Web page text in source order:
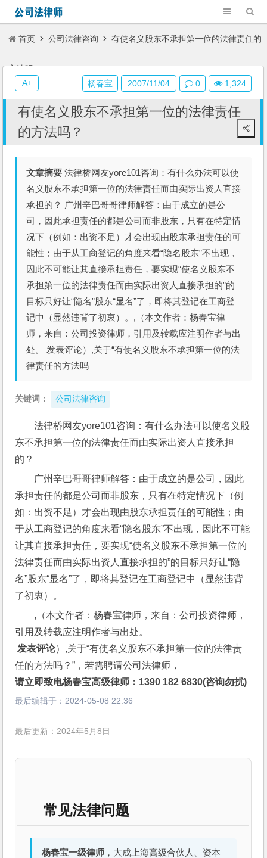
首页 公司法律咨询 有使名义股东不承担第一位的法律责任的
方法吗？
有使名义股东不承担第一位的法律责任
的方法吗？
文章摘要 法律桥网友yore101咨询：有什么办法可以使
名义股东不承担第一位的法律责任而由实际出资人直接
承担的？ 广州辛巴哥哥律师解答：由于成立的是公
司，因此承担责任的都是公司而非股东，只有在特定情
况下（例如：出资不足）才会出现由股东承担责任的可
能性；由于从工商登记的角度来看“隐名股东”不出现，
因此不可能让其直接承担责任，要实现“使名义股东不
承担第一位的法律责任而由实际出资人直接承担的”的
目标只好让“隐名”股东“显名”了，即将其登记在工商登
记中（显然违背了初衷）。,（本文作者：杨春宝律
师，来自：公司投资律师，引用及转载应注明作者与出
处。 发表评论）,关于“有使名义股东不承担第一位的法
律责任的方法吗
关键词： 公司法律咨询
法律桥网友yore101咨询：有什么办法可以使名义股
东不承担第一位的法律责任而由实际出资人直接承担
的？
广州辛巴哥哥律师解答：由于成立的是公司，因此
承担责任的都是公司而非股东，只有在特定情况下（例
如：出资不足）才会出现由股东承担责任的可能性；由
于从工商登记的角度来看“隐名股东”不出现，因此不可能
让其直接承担责任，要实现“使名义股东不承担第一位的
法律责任而由实际出资人直接承担的”的目标只好让“隐
名”股东“显名”了，即将其登记在工商登记中（显然违背
了初衷）。
,（本文作者：杨春宝律师，来自：公司投资律师，
引用及转载应注明作者与出处。
发表评论）,关于“有使名义股东不承担第一位的法律责
任的方法吗？”，若需聘请公司法律师，
请立即致电杨春宝高级律师：1390 182 6830(咨询勿扰)
最后编辑于： 2024-05-08 22:36
最后更新：2024年5月8日
常见法律问题
杨春宝一级律师 ，大成上海高级合伙人、资本
杨春宝 2007/11/04 0 1,324
A+